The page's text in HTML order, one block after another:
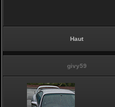
Haut
givy59